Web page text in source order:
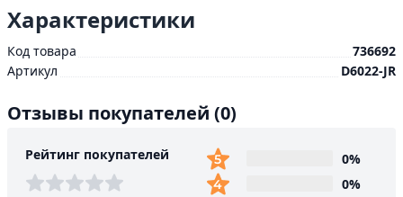
Характеристики
Код товара
736692
Артикул
D6022-JR
Отзывы покупателей (0)
Рейтинг покупателей
0%
0%